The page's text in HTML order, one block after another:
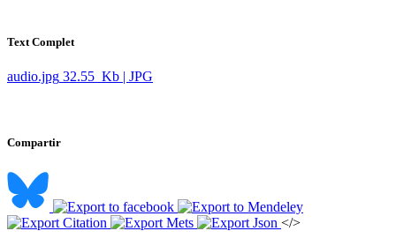
Text Complet
audio.jpg 32.55 Kb | JPG
Compartir
</>